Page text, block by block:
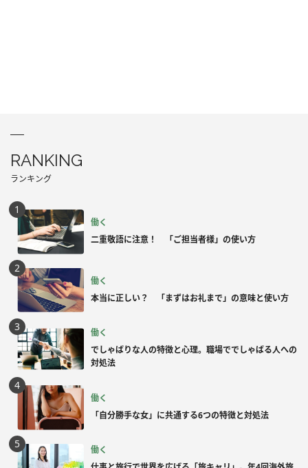
RANKING
ランキング
働く
二重敬語に注意！ 「ご担当者様」の使い方
働く
本当に正しい？ 「まずはお礼まで」の意味と使い方
働く
でしゃばりな人の特徴と心理。職場ででしゃばる人への
対処法
働く
「自分勝手な女」に共通する6つの特徴と対処法
働く